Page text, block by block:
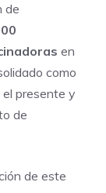
de
en
como
presente y
de
de este